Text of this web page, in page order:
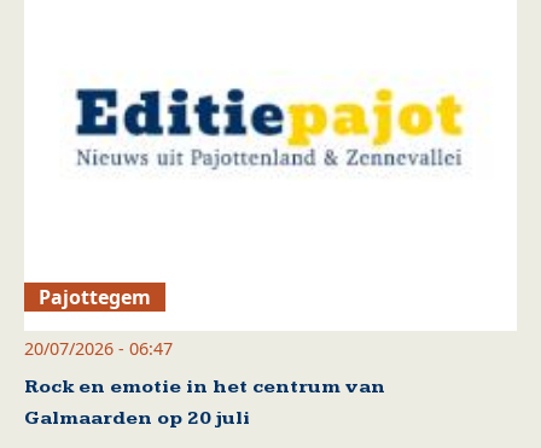
Pajottegem
20/07/2026 - 06:47
Rock en emotie in het centrum van
Galmaarden op 20 juli